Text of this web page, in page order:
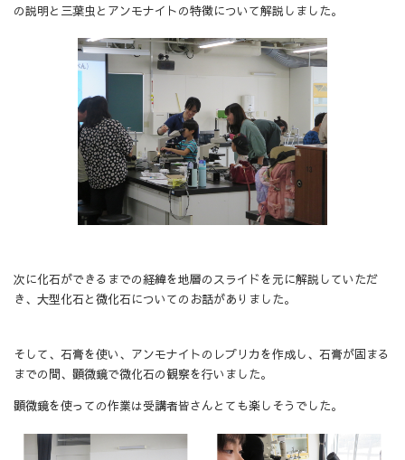
の説明と三葉虫とアンモナイトの特徴について解説しました。
次に化石ができるまでの経緯を地層のスライドを元に解説していただ
き、大型化石と微化石についてのお話がありました。
そして、石膏を使い、アンモナイトのレプリカを作成し、石膏が固まる
までの間、顕微鏡で微化石の観察を行いました。
顕微鏡を使っての作業は受講者皆さんとても楽しそうでした。